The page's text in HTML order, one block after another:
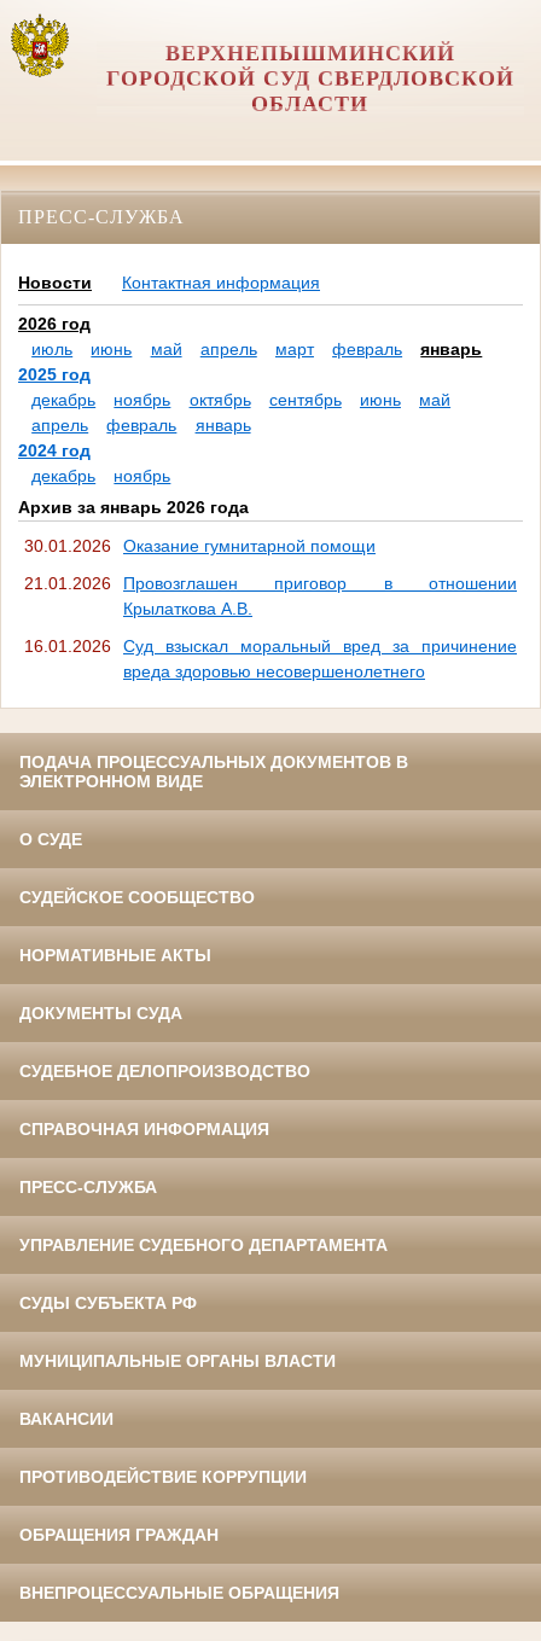
ВЕРХНЕПЫШМИНСКИЙ
ГОРОДСКОЙ СУД СВЕРДЛОВСКОЙ
ОБЛАСТИ
ПРЕСС-СЛУЖБА
Новости Контактная информация
2026 год
июль
июнь май апрель март февраль
январь
2025 год
декабрь
ноябрь октябрь сентябрь июнь
май
апрель
февраль
январь
2024 год
декабрь
ноябрь
Архив за январь 2026 года
30.01.2026
Оказание гумнитарной помощи
21.01.2026
Провозглашен приговор в отношении
Крылаткова А.В.
16.01.2026
Суд взыскал моральный вред за причинение
вреда здоровью несовершенолетнего
ПОДАЧА ПРОЦЕССУАЛЬНЫХ ДОКУМЕНТОВ В
ЭЛЕКТРОННОМ ВИДЕ
О СУДЕ
СУДЕЙСКОЕ СООБЩЕСТВО
НОРМАТИВНЫЕ АКТЫ
ДОКУМЕНТЫ СУДА
СУДЕБНОЕ ДЕЛОПРОИЗВОДСТВО
СПРАВОЧНАЯ ИНФОРМАЦИЯ
ПРЕСС-СЛУЖБА
УПРАВЛЕНИЕ СУДЕБНОГО ДЕПАРТАМЕНТА
СУДЫ СУБЪЕКТА РФ
МУНИЦИПАЛЬНЫЕ ОРГАНЫ ВЛАСТИ
ВАКАНСИИ
ПРОТИВОДЕЙСТВИЕ КОРРУПЦИИ
ОБРАЩЕНИЯ ГРАЖДАН
ВНЕПРОЦЕССУАЛЬНЫЕ ОБРАЩЕНИЯ